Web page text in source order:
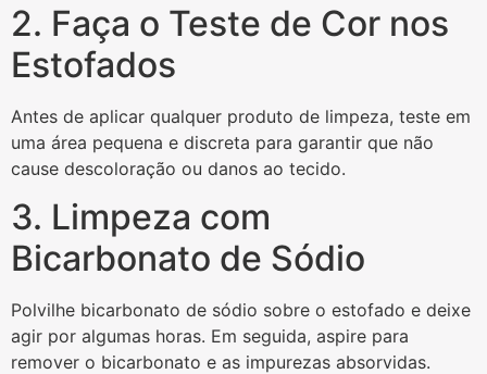
2. Faça o Teste de Cor nos
Estofados
Antes de aplicar qualquer produto de limpeza, teste em
uma área pequena e discreta para garantir que não
cause descoloração ou danos ao tecido.
3. Limpeza com
Bicarbonato de Sódio
Polvilhe bicarbonato de sódio sobre o estofado e deixe
agir por algumas horas. Em seguida, aspire para
remover o bicarbonato e as impurezas absorvidas.